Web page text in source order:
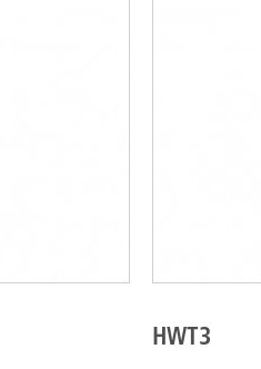
HWT3